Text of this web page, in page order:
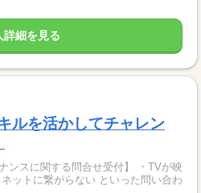
詳細を見る
ルを活かしてチャレン
に関する問合せ受付】 ・TVが映
ットに繋がらない といった問い合わ